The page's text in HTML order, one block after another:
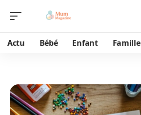
Actu Bébé Enfant Famille